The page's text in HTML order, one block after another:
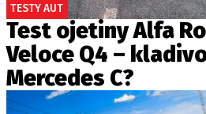
TESTY AUT
Test ojetiny Alfa
Veloce Q4 –
Mercedes C?